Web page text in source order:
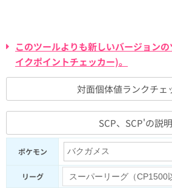
このツールよりも新しいバージョン
イクポイントチェッカー)。
対面個体値ランクチェ
SCP、SCP'の説明
ポケモン
リーグ